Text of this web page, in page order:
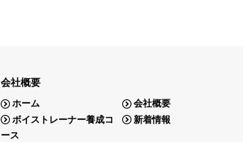
会社概要
ホーム 会社概要
ボイストレーナー養成コ
ース
新着情報